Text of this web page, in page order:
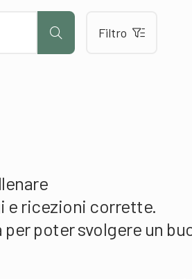
Filtro
e ricezioni corrette.
poter svolgere un